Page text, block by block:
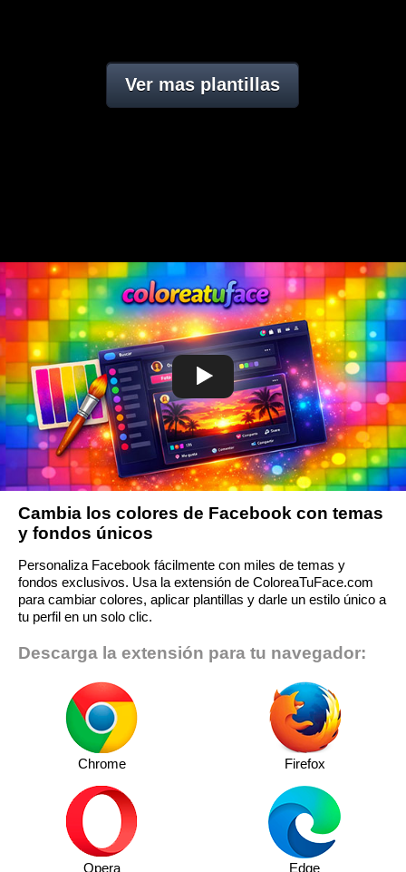
Ver mas plantillas
Cambia los colores de Facebook con temas
y fondos únicos
Personaliza Facebook fácilmente con miles de temas y
fondos exclusivos. Usa la extensión de ColoreaTuFace.com
para cambiar colores, aplicar plantillas y darle un estilo único a
tu perfil en un solo clic.
Descarga la extensión para tu navegador:
Chrome Firefox
Opera Edge